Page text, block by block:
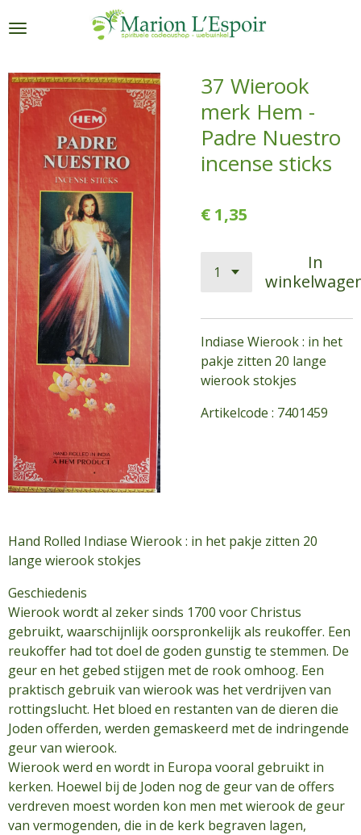
direct
de
hoofdinhoud
37 Wierook
merk Hem -
Padre Nuestro
incense sticks
€ 1,35
In
Indiase Wierook : in het
pakje zitten 20 lange
wierook stokjes
Artikelcode : 7401459
Hand Rolled Indiase Wierook : in het pakje zitten 20
lange wierook stokjes
Geschiedenis
Wierook wordt al zeker sinds 1700 voor Christus
gebruikt, waarschijnlijk oorspronkelijk als reukoffer. Een
reukoffer had tot doel de goden gunstig te stemmen. De
geur en het gebed stijgen met de rook omhoog. Een
praktisch gebruik van wierook was het verdrijven van
rottingslucht. Het bloed en restanten van de dieren die
Joden offerden, werden gemaskeerd met de indringende
geur van wierook.
Wierook werd en wordt in Europa vooral gebruikt in
kerken. Hoewel bij de Joden nog de geur van de offers
verdreven moest worden kon men met wierook de geur
van vermogenden, die in de kerk begraven lagen,